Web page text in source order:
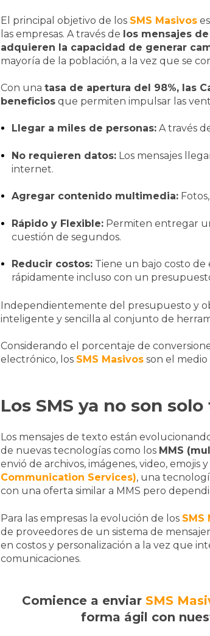
El principal objetivo de los SMS Masivos
las empresas. A través de los mensajes
adquieren la capacidad de generar
mayoría de la población, a la vez que se
Con una tasa de apertura del 98%, las
beneficios que permiten impulsar las
Llegar a miles de personas:A través
No requieren datos:Los mensajes
internet.
Agregar contenido multimedia:Fotos,
Rápido y Flexible:Permiten entregar
cuestión de segundos.
Reducir costos:Tiene un bajo costo de
rápidamente incluso con un
Independientemente del presupuesto y
inteligente y sencilla al conjunto de
Considerando el porcentaje de
electrónico, los SMS Masivos son el
Los SMS ya no son
Los mensajes de texto están
de nuevas tecnologías como los MMS
envió de archivos, imágenes, video, emojis
Communication Services), una
con una oferta similar a MMS pero
Para las empresas la evolución de los SMS
de proveedores de un sistema de
en costos y personalización a la vez que
comunicaciones.
Comience a enviar SMS
forma ágil con